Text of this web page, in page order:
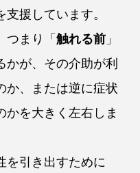
援しています。
まり「 触れる前 」
かが、その介助が利
か、または逆に症状
かを大きく左右しま
を引き出すために